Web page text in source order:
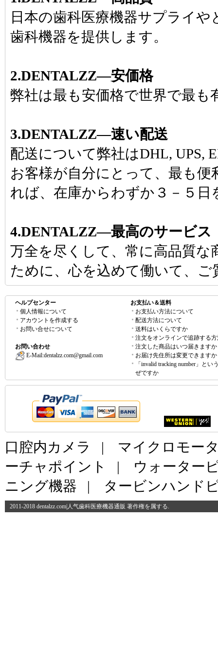
日本の歯科医療機器サプライ
歯科機器を提供します。
2.DENTALZZ―安価格
弊社は最も安価格で世界で最も
3.DENTALZZ―速い配送
配送について弊社はDHL, UPS,
お客様が自分にとって、最も
れば、在庫からわずか３－５日
4.DENTALZZ―最高のサービス
万全を尽くして、常に高品質
ために、心を込めて働いて、
ヘルプセンター
個人情報について
アカウントを作成する
お問い合せについて
お問い合わせ
E-Mail:dentalzz.com@gmail.com
お支払い＆送料
お支払い方法について
配送方法について
送料はいくらですか
注文をオンラインで追跡する
注文した商品はいつ届きますか
お届け先住所は変更できますか
「invalid tracking number」とい
ぜですか
口腔内カメラ | マイクロモー
ーチャポイント
| ウォーター
ニング機器 | タービンハンド
2011-2018 dentalzz.com|人气歯科医療機器通販 著作権を属する.